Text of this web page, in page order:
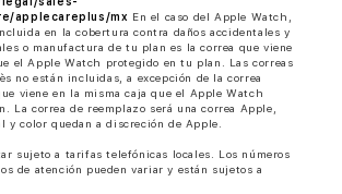
applecareplus/mx En el caso del Apple Watch,
en la cobertura contra daños accidentales y
o manufactura de tu plan es la correa que viene
el Apple Watch protegido en tu plan. Las correas
no están incluidas, a excepción de la correa
viene en la misma caja que el Apple Watch
La correa de reemplazo será una correa Apple,
y color quedan a discreción de Apple.
sujeto a tarifas telefónicas locales. Los números
de atención pueden variar y están sujetos a